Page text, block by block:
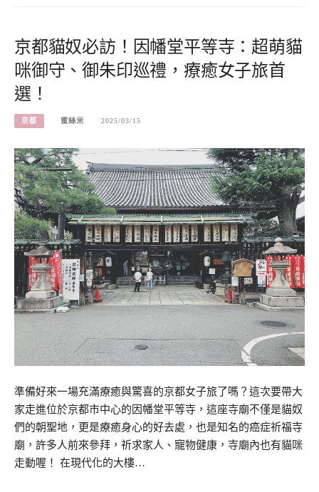
京都貓奴必訪！因幡堂平等寺：超萌貓
咪御守、御朱印巡禮，療癒女子旅首
選！
京都 蜜絲米 2025/03/15
準備好來一場充滿療癒與驚喜的京都女子旅了嗎？這次要帶大
家走進位於京都市中心的因幡堂平等寺，這座寺廟不僅是貓奴
們的朝聖地，更是療癒身心的好去處，也是知名的癌症祈福寺
廟，許多人前來參拜，祈求家人、寵物健康，寺廟內也有貓咪
走動喔！ 在現代化的大樓…